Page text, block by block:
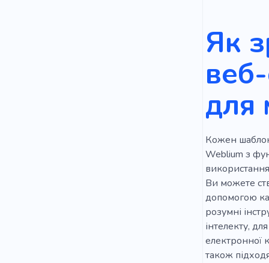
Як
для
Кожен
Weblium з
Ви можете
допомогою
розумні
інтелекту,
електронної
також